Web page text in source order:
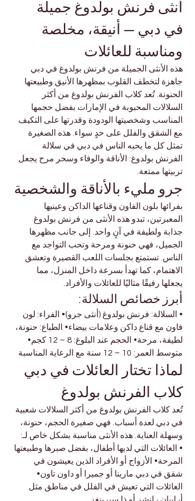
أنثى فرنش بولدوغ جميلة
في دبي — أنيقة، مخلصة
ومناسبة للعائلات
هذه الأنثى الجميلة من فرنش بولدوغ في دبي
جاهزة لتخطف القلوب بمظهرها الأنيق وطبيعتها
الحنونة. تُعد كلاب الفرنش بولدوغ من أكثر
السلالات المحبوبة في الإمارات بفضل حجمها
المناسب وشخصيتها الودودة وقدرتها على التكيف
مع الشقق والفلل على حدٍ سواء. هذه الصغيرة
تمثل كل ما يحبه الناس في دبي في سلالة
الفرنش بولدوغ: الأناقة والوفاء وسحر مرح يجعل
تربيتها ممتعة.
جرو مليء بالأناقة والشخصية
بفرائها بلون الفاون وقناعها الداكن وعينيها
المعبرتين، تبدو هذه الأنثى من فرنش بولدوغ
جذابة ولطيفة في آنٍ واحد. إلى جانب مظهرها
الجميل، فهي حنونة ومرحة وتحب التواجد مع
الناس. تستمتع بجلسات اللعب القصيرة وتعشق
الاهتمام، كما تهدأ بسرعة داخل المنزل، مما
يجعلها رفيقًا مثاليًا للعائلات والأفراد.
أبرز خصائص السلالة:
• السلالة: فرنش بولدوغ (أنثى جرو)• الفراء: لون
فاون مع قناع داكن وعلامات بيضاء• الطباع: حنونة،
لطيفة، مرحة• الحجم عند البلوغ: 8 – 12 كجم•
متوسط العمر: 10 – 12 سنة مع الرعاية المناسبة
لماذا تختار العائلات في دبي
كلاب الفرنش بولدوغ
تُعد كلاب الفرنش بولدوغ من أكثر السلالات شعبية
في دبي لعدة أسباب. فهي صغيرة الحجم، حنونة،
وسهلة العناية. هذه الأنثى مناسبة بشكل خاص لـ:
• العائلات التي لديها أطفال، بفضل صبرها وطبيعتها
المرحة• الأزواج أو الأفراد الذين يعيشون في
شقق في دبي مارينا أو جميرا أو داون تاون•
العائلات التي تعيش في الفلل في مناطق مثل